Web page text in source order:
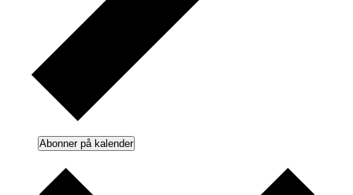
Abonner på kalender